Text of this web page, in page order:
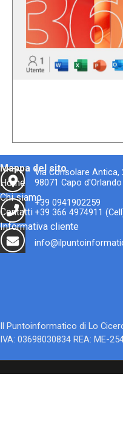
Mappa del sito
Home
Chi siamo
Contatti
Informativa cliente
Via Consolare Antica,
98071 Capo d'Orlando
+39 0941902259
+39 366 4974911
Il Puntoinformatico di Lo
IVA: 03698030834 REA: ME-